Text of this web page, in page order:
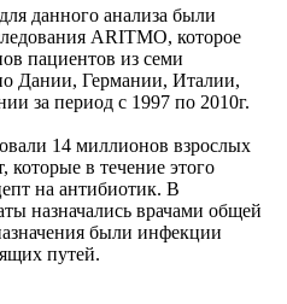
данного анализа были
ARITMO, которое
пациентов из семи
Дании, Германии, Италии,
за период с 1997 по 2010г.
14 миллионов взрослых
которые в течение этого
на антибиотик. В
назначались врачами общей
были инфекции
путей.